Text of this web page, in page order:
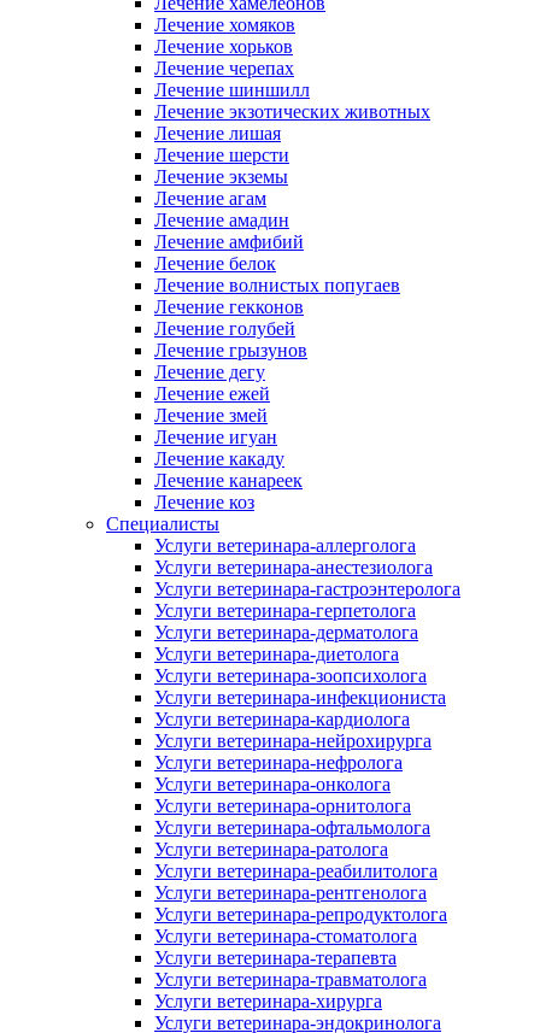
Лечение хомяков
Лечение хорьков
Лечение черепах
Лечение шиншилл
Лечение экзотических животных
Лечение лишая
Лечение шерсти
Лечение экземы
Лечение агам
Лечение амадин
Лечение амфибий
Лечение белок
Лечение волнистых попугаев
Лечение гекконов
Лечение голубей
Лечение грызунов
Лечение дегу
Лечение ежей
Лечение змей
Лечение игуан
Лечение какаду
Лечение канареек
Лечение коз
Специалисты
Услуги ветеринара-аллерголога
Услуги ветеринара-анестезиолога
Услуги ветеринара-гастроэнтеролога
Услуги ветеринара-герпетолога
Услуги ветеринара-дерматолога
Услуги ветеринара-диетолога
Услуги ветеринара-зоопсихолога
Услуги ветеринара-инфекциониста
Услуги ветеринара-кардиолога
Услуги ветеринара-нейрохирурга
Услуги ветеринара-нефролога
Услуги ветеринара-онколога
Услуги ветеринара-орнитолога
Услуги ветеринара-офтальмолога
Услуги ветеринара-ратолога
Услуги ветеринара-реабилитолога
Услуги ветеринара-рентгенолога
Услуги ветеринара-репродуктолога
Услуги ветеринара-стоматолога
Услуги ветеринара-терапевта
Услуги ветеринара-травматолога
Услуги ветеринара-хирурга
Услуги ветеринара-эндокринолога